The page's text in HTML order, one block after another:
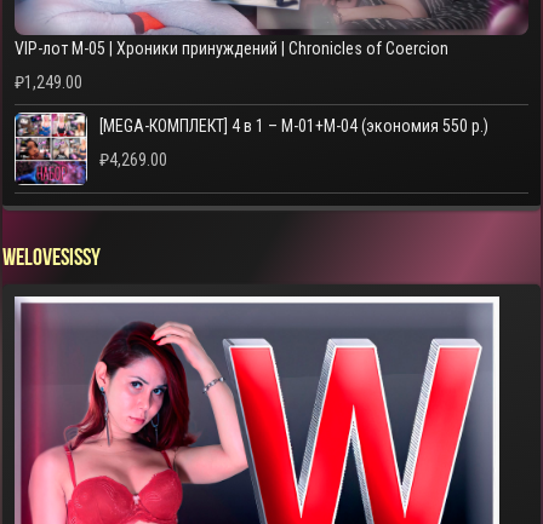
VIP-лот M-05 | Хроники принуждений | Chronicles of Coercion
₽1,249.00
[MEGA-КОМПЛЕКТ] 4 в 1 – M-01+M-04 (экономия 550 р.)
₽4,269.00
WELOVESISSY